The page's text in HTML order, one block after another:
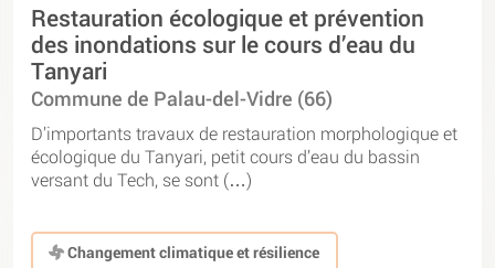
Restauration écologique et prévention
des inondations sur le cours d’eau du
Tanyari
Commune de Palau-del-Vidre (66)
D’importants travaux de restauration morphologique et
écologique du Tanyari, petit cours d’eau du bassin
versant du Tech, se sont (…)
Changement climatique et résilience